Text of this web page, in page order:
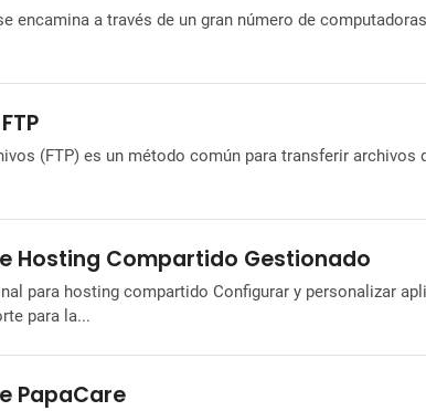
encamina a través de un gran número de
(FTP) es un método común para transferir archivos
Hosting Compartido Gestionado
para hosting compartido Configurar y personalizar
para la...
PapaCare